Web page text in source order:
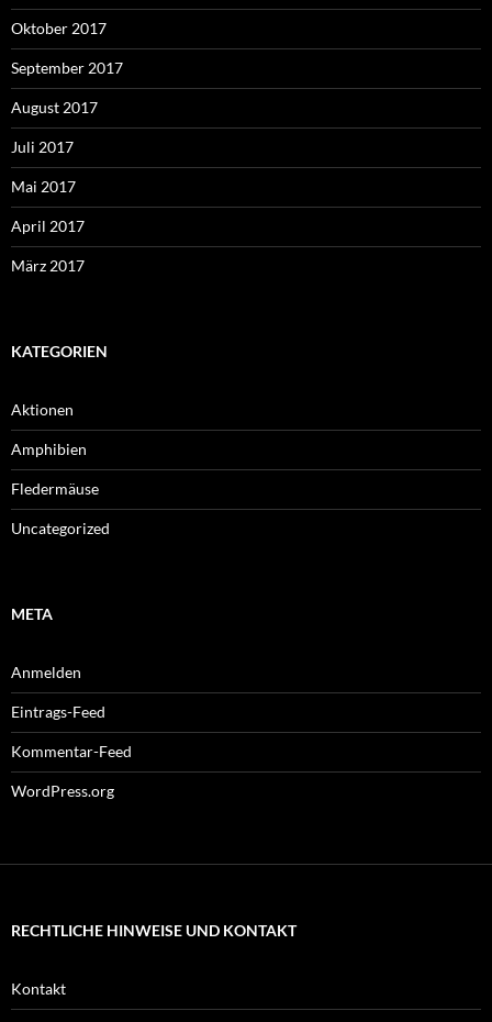
Oktober 2017
September 2017
August 2017
Juli 2017
Mai 2017
April 2017
März 2017
KATEGORIEN
Aktionen
Amphibien
Fledermäuse
Uncategorized
META
Anmelden
Eintrags-Feed
Kommentar-Feed
WordPress.org
RECHTLICHE HINWEISE UND KONTAKT
Kontakt